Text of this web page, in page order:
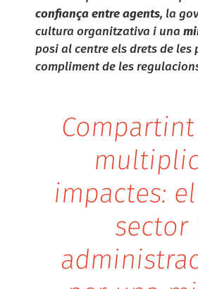
confiança entre agents, la
cultura organitzativa i una
posi al centre els drets de les
compliment de les
impactes:
sector